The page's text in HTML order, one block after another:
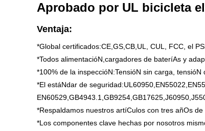
Aprobado por UL bicicleta
Ventaja:
*Global certificados:CE,GS,CB,UL, CUL, FCC, el
*Todos alimentacióN,cargadores de bateríAs y
*100% de la inspeccióN:TensióN sin carga,
*El estáNdar de
*Respaldamos nuestros artíCulos con tres añOs de
*Los componentes clave hechas por nosotros